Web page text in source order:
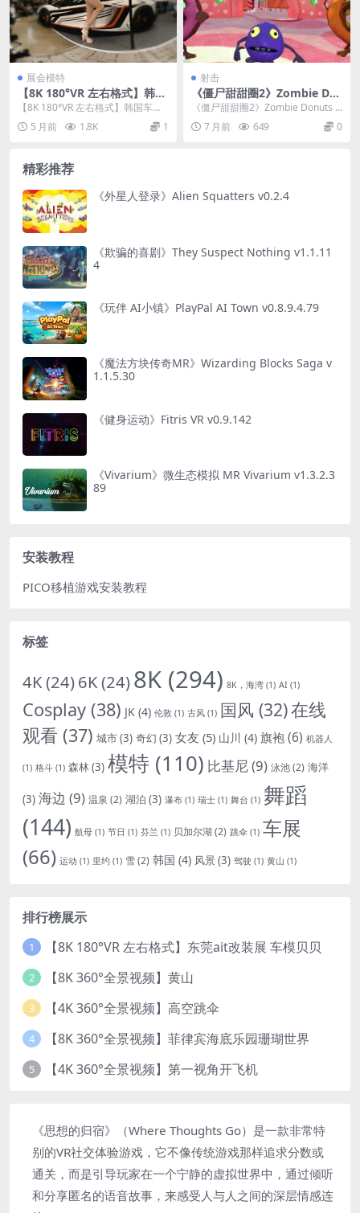
展会模特
【8K 180°VR 左右格式】韩国
车模VR Lim sola
【8K 180°VR 左右格式】韩国车模V
R Lim sola
5 月前 1.8K 1
射击
《僵尸甜甜圈2》Zombie Do
nuts 2 v2.4.4.9
《僵尸甜甜圈2》Zombie Donuts 2
游戏背景设定在糖果大灾难中，你
必...7 月前 649 0
精彩推荐
《外星人登录》Alien Squatters v0.2.4
《欺骗的喜剧》They Suspect Nothing v1.1.11
4
《玩伴 AI小镇》PlayPal AI Town v0.8.9.4.79
《魔法方块传奇MR》Wizarding Blocks Saga v
1.1.5.30
《健身运动》Fitris VR v0.9.142
《Vivarium》微生态模拟 MR Vivarium v1.3.2.3
89
安装教程
PICO移植游戏安装教程
标签
4K(24)6K(24)8K (294) 8K，海湾 (1) AI (1)
Cosplay (38) JK (4) 伦敦 (1) 古风 (1) 国风 (32)在线
观看 (37) 城市(3) 奇幻 (3) 女友 (5) 山川 (4) 旗袍(6) 机器人
(1) 格斗 (1) 森林(3) 模特 (110) 比基尼(9) 泳池(2) 海洋
(3) 海边 (9) 温泉 (2) 湖泊 (3) 瀑布 (1) 瑞士 (1) 舞台 (1) 舞蹈
(144) 航母 (1) 节日 (1) 芬兰 (1) 贝加尔湖 (2) 跳伞 (1) 车展
(66) 运动 (1) 里约 (1) 雪(2) 韩国 (4) 风景(3) 驾驶 (1) 黄山 (1)
排行榜展示
1 【8K 180°VR 左右格式】东莞ait改装展 车模贝贝
2 【8K 360°全景视频】黄山
3 【4K 360°全景视频】高空跳伞
4 【8K 360°全景视频】菲律宾海底乐园珊瑚世界
5 【4K 360°全景视频】第一视角开飞机
《思想的归宿》（Where Thoughts Go）是一款非常特
别的VR社交体验游戏，它不像传统游戏那样追求分数或
通关，而是引导玩家在一个宁静的虚拟世界中，通过倾听
和分享匿名的语音故事，来感受人与人之间的深层情感连